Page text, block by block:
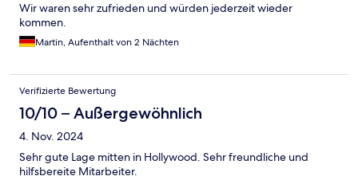
Wir waren sehr zufrieden und würden jederzeit wieder
kommen.
Martin, Aufenthalt von 2 Nächten
Verifizierte Bewertung
10/10 – Außergewöhnlich
4. Nov. 2024
Sehr gute Lage mitten in Hollywood. Sehr freundliche und
hilfsbereite Mitarbeiter.